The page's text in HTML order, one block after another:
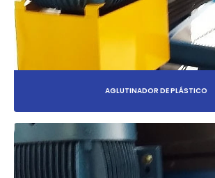
AGLUTINADOR DE PLÁSTICO